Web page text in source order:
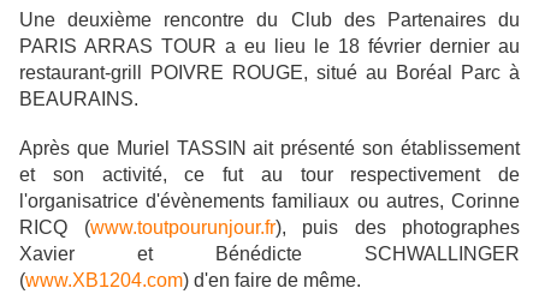
Une deuxième rencontre du Club des Partenaires du
PARIS ARRAS TOUR a eu lieu le 18 février dernier au
restaurant-grill POIVRE ROUGE, situé au Boréal Parc à
BEAURAINS.
Après que Muriel TASSIN ait présenté son établissement
et son activité, ce fut au tour respectivement de
l'organisatrice d'évènements familiaux ou autres, Corinne
RICQ (www.toutpourunjour.fr), puis des photographes
Xavier et Bénédicte SCHWALLINGER
(www.XB1204.com) d'en faire de même.